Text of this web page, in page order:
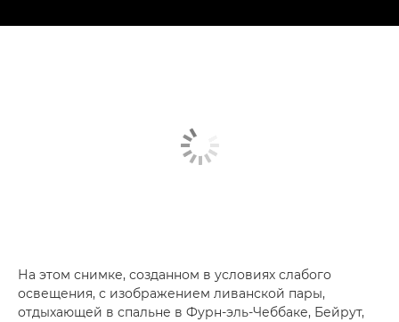
На этом снимке, созданном в условиях слабого
освещения, с изображением ливанской пары,
отдыхающей в спальне в Фурн-эль-Чеббаке, Бейрут,